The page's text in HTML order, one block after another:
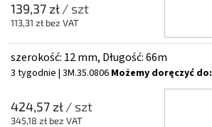
139,37 zł/ szt
113,31 zł bez VAT
szerokość: 12 mm, Długość: 66m
3 tygodnie | 3M.35.0806 Możemy doręczyć do:
424,57 zł/ szt
345,18 zł bez VAT